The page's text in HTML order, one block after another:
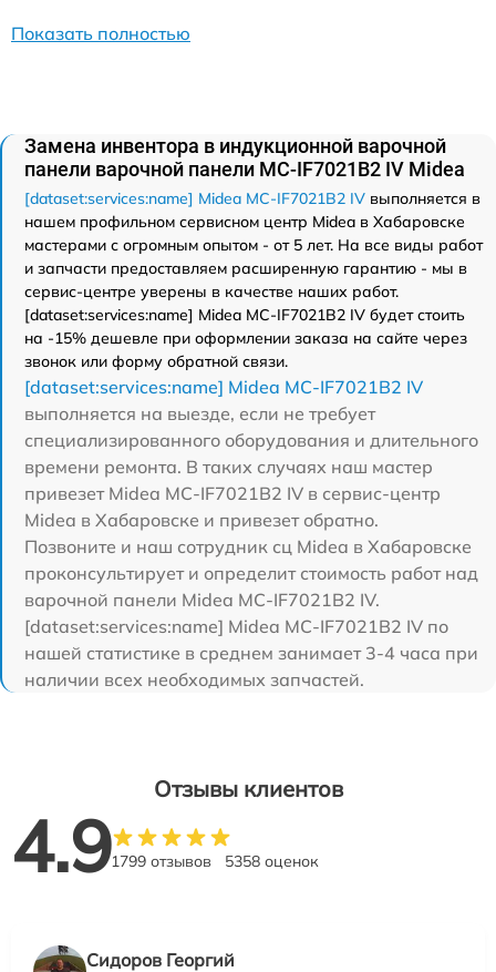
Показать полностью
Замена инвентора в индукционной варочной
панели варочной панели MC-IF7021B2 IV Midea
[dataset:services:name] Midea MC-IF7021B2 IV выполняется в
нашем профильном сервисном центр Midea в Хабаровске
мастерами с огромным опытом - от 5 лет. На все виды работ
и запчасти предоставляем расширенную гарантию - мы в
сервис-центре уверены в качестве наших работ.
[dataset:services:name] Midea MC-IF7021B2 IV будет стоить
на -15% дешевле при оформлении заказа на сайте через
звонок или форму обратной связи.
[dataset:services:name] Midea MC-IF7021B2 IV
выполняется на выезде, если не требует
специализированного оборудования и длительного
времени ремонта. В таких случаях наш мастер
привезет Midea MC-IF7021B2 IV в сервис-центр
Midea в Хабаровске и привезет обратно.
Позвоните и наш сотрудник сц Midea в Хабаровске
проконсультирует и определит стоимость работ над
варочной панели Midea MC-IF7021B2 IV.
[dataset:services:name] Midea MC-IF7021B2 IV по
нашей статистике в среднем занимает 3-4 часа при
наличии всех необходимых запчастей.
Отзывы клиентов
4.91799 отзывов 5358 оценок
Сидоров Георгий